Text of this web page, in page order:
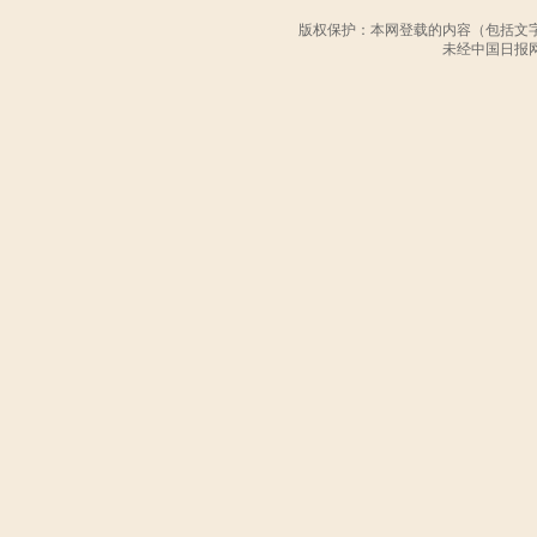
版权保护：本网登载的内容（包括
未经中国日报